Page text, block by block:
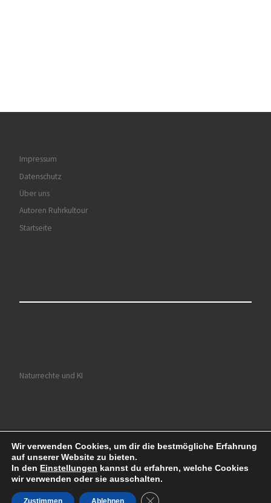
Impressum
Datenschutz
Über uns
Autoren Ruhrkultour
Startseite
Naturrechte und KI
© 2026Ruhrkultour– Alle Rechte vorbehalten
Präsentiert vonWP– Entworfen mit demCustomizr-Theme
Wir verwenden Cookies, um dir die bestmögliche Erfahrung
auf unserer Website zu bieten.
In den Einstellungen kannst du erfahren, welche Cookies
wir verwenden oder sie ausschalten.
Zustimmen Ablehnen GDPR Cookie-Banner